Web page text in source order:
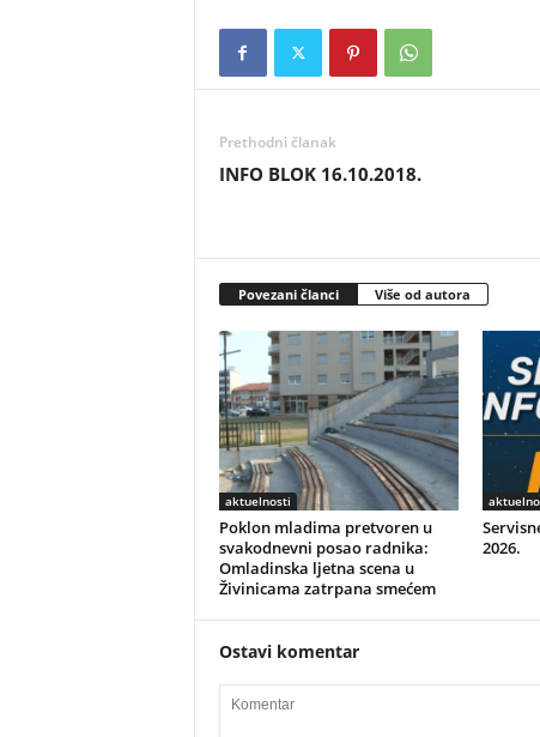
Prethodni članak
INFO BLOK 16.10.2018.
Povezani članci Više od autora
aktuelnosti
Poklon mladima pretvoren u
svakodnevni posao radnika:
Omladinska ljetna scena u
Živinicama zatrpana smećem
2026.
Ostavi komentar